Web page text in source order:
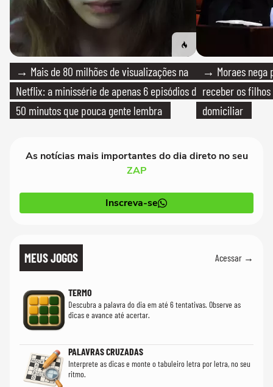
→ Mais de 80 milhões de visualizações na
Netflix: a minissérie de apenas 6 episódios de
50 minutos que pouca gente lembra
→ Moraes nega
receber os filhos
domiciliar
As notícias mais importantes do dia direto no seu
ZAP
Inscreva-se
MEUS JOGOS Acessar →
TERMO
Descubra a palavra do dia em até 6 tentativas. Observe as
dicas e avance até acertar.
PALAVRAS CRUZADAS
Interprete as dicas e monte o tabuleiro letra por letra, no seu
ritmo.